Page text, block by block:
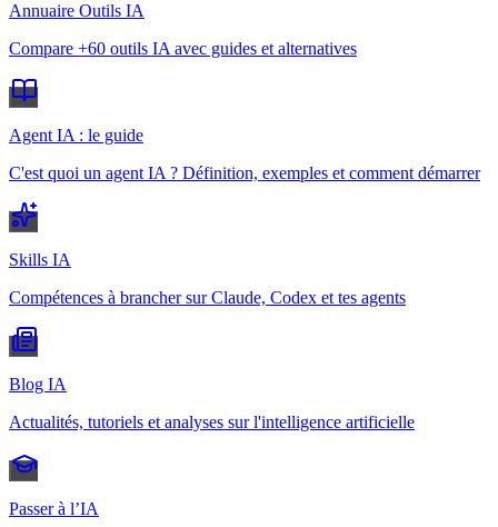
Annuaire Outils IA
Compare +60 outils IA avec guides et alternatives
Agent IA : le guide
C'est quoi un agent IA ? Définition, exemples et comment démarrer
Skills IA
Compétences à brancher sur Claude, Codex et tes agents
Blog IA
Actualités, tutoriels et analyses sur l'intelligence artificielle
Passer à l’IA